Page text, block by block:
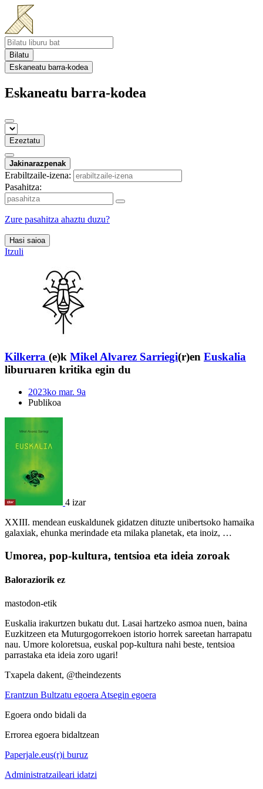
Bilatu
Eskaneatu barra-kodea
Eskaneatu barra-kodea
Ezeztatu
Jakinarazpenak
Erabiltzaile-izena:
Pasahitza:
Zure pasahitza ahaztu duzu?
Hasi saioa
Itzuli
Kilkerra (e)k Mikel Alvarez Sarriegi(r)en Euskalia
liburuaren kritika egin du
2023ko mar. 9a
Publikoa
4 izar
XXIII. mendean euskaldunek gidatzen dituzte unibertsoko hamaika
galaxiak, ehunka merindade eta milaka planetak, eta inoiz, …
Umorea, pop-kultura, tentsioa eta ideia zoroak
Baloraziorik ez
mastodon-etik
Euskalia irakurtzen bukatu dut. Lasai hartzeko asmoa nuen, baina
Euzkitzeen eta Muturgogorrekoen istorio horrek sareetan harrapatu
nau. Umore koloretsua, euskal pop-kultura nahi beste, tentsioa
parrastaka eta ideia zoro ugari!
Txapela dakent, @theindezents
Erantzun Bultzatu egoera Atsegin egoera
Egoera ondo bidali da
Errorea egoera bidaltzean
Paperjale.eus(r)i buruz
Administratzaileari idatzi